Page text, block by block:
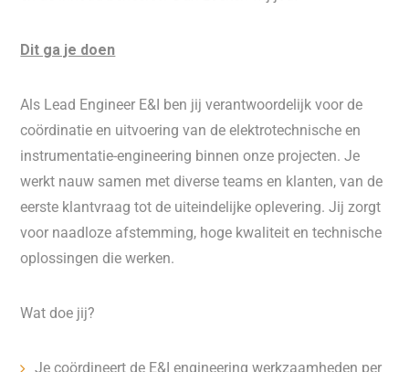
Dit ga je doen
Als Lead Engineer E&I ben jij verantwoordelijk voor de
coördinatie en uitvoering van de elektrotechnische en
instrumentatie-engineering binnen onze projecten. Je
werkt nauw samen met diverse teams en klanten, van de
eerste klantvraag tot de uiteindelijke oplevering. Jij zorgt
voor naadloze afstemming, hoge kwaliteit en technische
oplossingen die werken.
Wat doe jij?
Je coördineert de E&I engineering werkzaamheden per